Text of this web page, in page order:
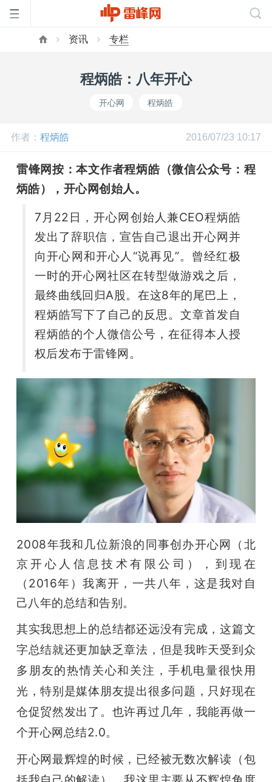
峰
公
开
课
心
题
爱
搞
机
资讯 专栏
程炳皓：八年开心
开心网 程炳皓
作者： 程炳皓 2016/07/23 10:17
雷锋网按：本文作者程炳皓（微信公众号：程
炳皓），开心网创始人。
7月22日，开心网创始人兼CEO程炳皓
发出了辞职信，宣告自己退出开心网并
向开心网和开心人“说再见”。曾经红极
一时的开心网社区在转型做游戏之后，
最终曲线回归A股。在这8年的尾巴上，
程炳皓写下了自己的反思。文章首发自
程炳皓的个人微信公号，在征得本人授
权后发布于雷锋网。
2008年我和几位新浪的同事创办开心网（北
京开心人信息技术有限公司），到现在
（2016年）我离开，一共八年，这是我对自
己八年的总结和告别。
其实我思想上的总结都还远没有完成，这篇文
字总结就还更加缺乏章法，但是我昨天受到众
多朋友的热情关心和关注，手机电量很快用
光，特别是媒体朋友提出很多问题，只好现在
仓促贸然发出了。也许再过几年，我能再做一
个开心网总结2.0。
开心网最辉煌的时候，已经被无数次解读（包